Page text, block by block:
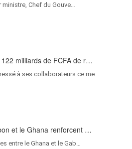
Chef du Gouve…
milliards de FCFA de r…
à ses collaborateurs ce me…
et le Ghana renforcent …
entre le Ghana et le Gab…